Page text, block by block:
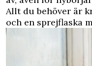
Allt du behöver är
och en sprejflaska